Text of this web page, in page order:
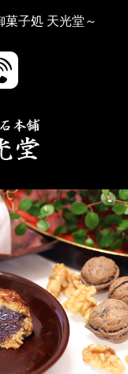
子処 天光堂～